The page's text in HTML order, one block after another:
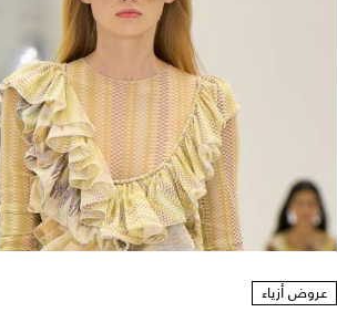
عروض أزياء